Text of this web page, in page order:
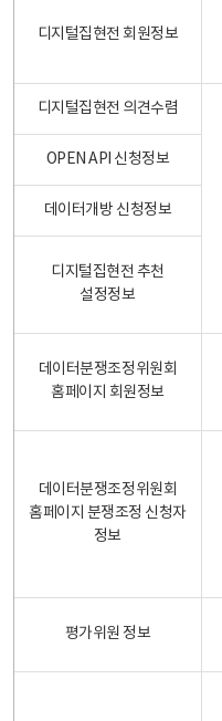
디지털집현전 회원정보
디지털집현전 의견수렴
OPEN API 신청정보
데이터개방 신청정보
디지털집현전 추천
설정정보
데이터분쟁조정위원회
홈페이지 회원정보
데이터분쟁조정위원회
홈페이지 분쟁조정 신청자
정보
평가위원 정보